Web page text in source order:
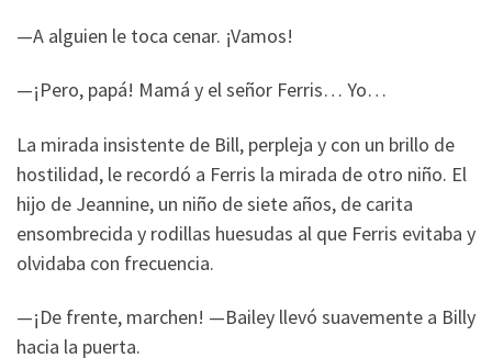
—A alguien le toca cenar. ¡Vamos!
—¡Pero, papá! Mamá y el señor Ferris… Yo…
La mirada insistente de Bill, perpleja y con un brillo de
hostilidad, le recordó a Ferris la mirada de otro niño. El
hijo de Jeannine, un niño de siete años, de carita
ensombrecida y rodillas huesudas al que Ferris evitaba y
olvidaba con frecuencia.
—¡De frente, marchen! —Bailey llevó suavemente a Billy
hacia la puerta.